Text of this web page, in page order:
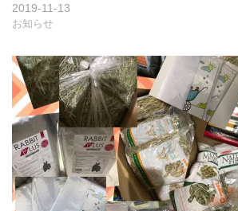
2019-11-13
お知らせ